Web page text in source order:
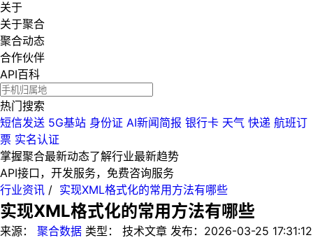
关于
关于聚合
聚合动态
合作伙伴
API百科
热门搜索
短信发送 5G基站 身份证 AI新闻简报 银行卡 天气 快递 航班订
票 实名认证
掌握聚合最新动态了解行业最新趋势
API接口，开发服务，免费咨询服务
行业资讯 / 实现XML格式化的常用方法有哪些
实现XML格式化的常用方法有哪些
来源： 聚合数据 类型： 技术文章 发布： 2026-03-25 17:31:12